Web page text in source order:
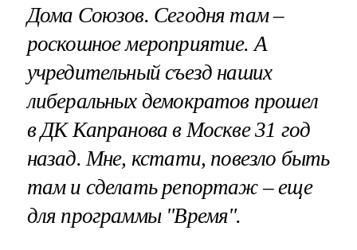
Дома Союзов. Сегодня там –
роскошное мероприятие. А
учредительный съезд наших
либеральных демократов прошел
в ДК Капранова в Москве 31 год
назад. Мне, кстати, повезло быть
там и сделать репортаж – еще
для программы "Время".